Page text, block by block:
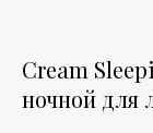
Cream
ночной для